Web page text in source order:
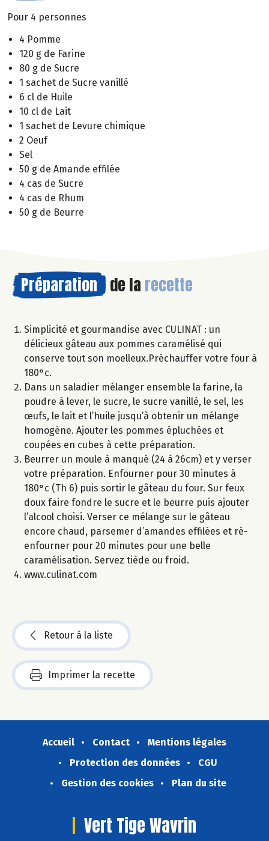
Pour 4 personnes
4 Pomme
120 g de Farine
80 g de Sucre
1 sachet de Sucre vanillé
6 cl de Huile
10 cl de Lait
1 sachet de Levure chimique
2 Oeuf
Sel
50 g de Amande effilée
4 cas de Sucre
4 cas de Rhum
50 g de Beurre
Préparation de la recette
Simplicité et gourmandise avec CULINAT : un
délicieux gâteau aux pommes caramélisé qui
conserve tout son moelleux.Préchauffer votre four à
180°c.
Dans un saladier mélanger ensemble la farine, la
poudre à lever, le sucre, le sucre vanillé, le sel, les
œufs, le lait et l’huile jusqu’à obtenir un mélange
homogène. Ajouter les pommes épluchées et
coupées en cubes à cette préparation.
Beurrer un moule à manqué (24 à 26cm) et y verser
votre préparation. Enfourner pour 30 minutes à
180°c (Th 6) puis sortir le gâteau du four. Sur feux
doux faire fondre le sucre et le beurre puis ajouter
l’alcool choisi. Verser ce mélange sur le gâteau
encore chaud, parsemer d’amandes effilées et ré-
enfourner pour 20 minutes pour une belle
caramélisation. Servez tiède ou froid.
www.culinat.com
Retour à la liste
Imprimer la recette
Accueil Contact
Mentions légales
Protection des données
CGU
Gestion des cookies
Plan du site
Vert Tige Wavrin